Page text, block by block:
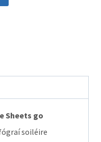
Sheets go
soiléire